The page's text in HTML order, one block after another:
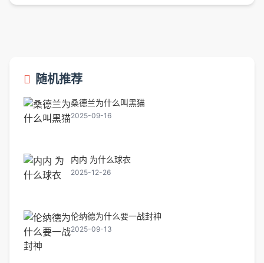
随机推荐
桑德兰为什么叫黑猫
2025-09-16
内内 为什么球衣
2025-12-26
伦纳德为什么要一战封神
2025-09-13